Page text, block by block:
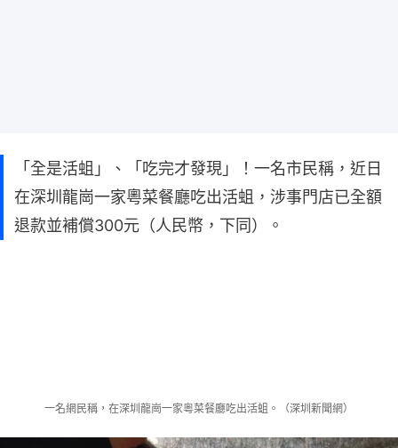
「全是活蛆」、「吃完才發現」！一名市民稱，近日
在深圳龍崗一家粵菜餐廳吃出活蛆，涉事門店已全額
退款並補償300元（人民幣，下同）。
一名網民稱，在深圳龍崗一家粵菜餐廳吃出活蛆。（深圳新聞網）